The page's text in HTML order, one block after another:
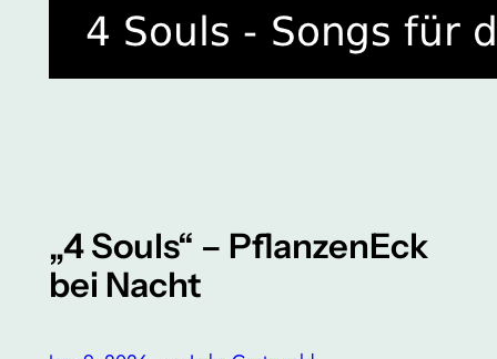
„4 Souls“ – PflanzenEck
bei Nacht